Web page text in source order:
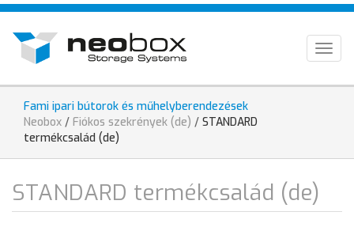
Direkt
Inhalt
EN
Fami ipari bútorok és műhelyberendezések
Sie
sind
hier
Neobox / Fiókos szekrények (de) / STANDARD
termékcsalád (de)
STANDARD termékcsalád (de)